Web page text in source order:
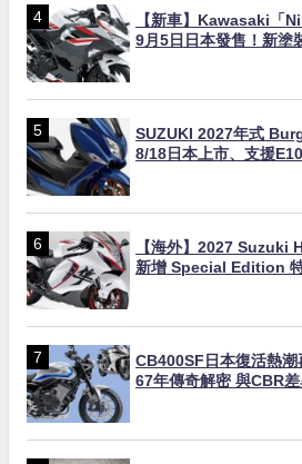
【新車】Kawasaki「
9月5日日本發售！新塗
SUZUKI 2027年式
8/18日本上市、支援
【海外】2027 Suzuki
新增 Special Edition
CB400SF日本復活熱潮
67年傳奇解密 與CBR